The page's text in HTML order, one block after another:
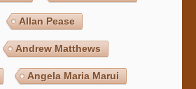
Allan Pease
Andrew Matthews
Angela Maria Marui